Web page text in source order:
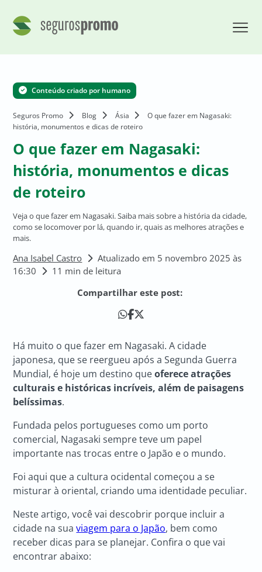
Conteúdo criado por humano
Seguros Promo Blog Ásia
O que fazer em Nagasaki:
história, monumentos e dicas de roteiro
O que fazer em Nagasaki:
história, monumentos e dicas
de roteiro
Veja o que fazer em Nagasaki. Saiba mais sobre a história da cidade,
como se locomover por lá, quando ir, quais as melhores atrações e
mais.
Ana Isabel Castro
Atualizado em 5 novembro 2025 às
16:30
11 min de leitura
Compartilhar este post:
Há muito o que fazer em Nagasaki. A cidade
japonesa, que se reergueu após a Segunda Guerra
Mundial, é hoje um destino queoferece atrações
culturais e históricas incríveis, além de paisagens
belíssimas.
Fundada pelos portugueses como um porto
comercial, Nagasaki sempre teve um papel
importante nas trocas entre o Japão e o mundo.
Foi aqui que a cultura ocidental começou a se
misturar à oriental, criando uma identidade peculiar.
Neste artigo, você vai descobrir porque incluir a
cidade na suaviagem para o Japão, bem como
receber dicas para se planejar. Confira o que vai
encontrar abaixo: